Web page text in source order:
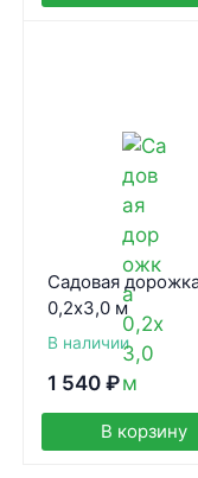
Садовая
0,2х3,0 м
В наличии
1 540 ₽
В корзину